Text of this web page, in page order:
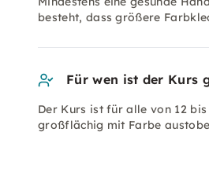
besteht, dass größere
Für wen ist der Kurs
Der Kurs ist für alle von 12
großflächig mit Farbe